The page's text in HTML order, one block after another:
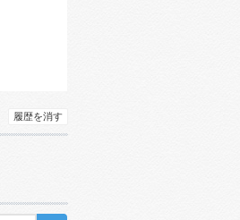
履歴を消す